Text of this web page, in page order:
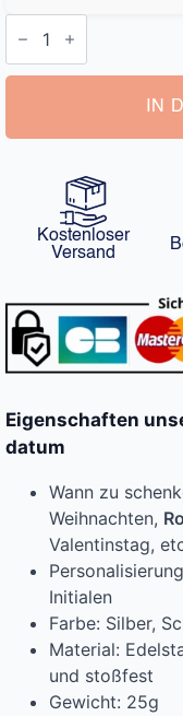
Schlüsselanhänger
Paar
Menge
IN
Kostenloser
Versand
Eigenschaften
datum
Wann zu
Weihnachten,
Valentinstag,
Initialen
Farbe: Silber,
Material:
und stoßfest
Gewicht: 25g